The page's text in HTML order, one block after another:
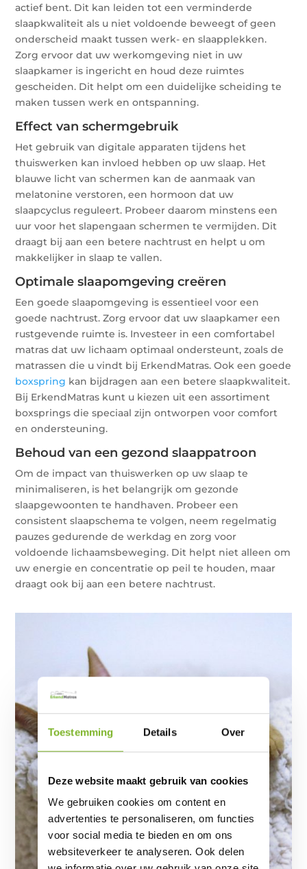
Toestemming Details Over
Deze website maakt gebruik van cookies
We gebruiken cookies om content en
advertenties te personaliseren, om functies
voor social media te bieden en om ons
websiteverkeer te analyseren. Ook delen
actief bent. Dit kan leiden tot een verminderde
slaapkwaliteit als u niet voldoende beweegt of geen
onderscheid maakt tussen werk- en slaapplekken.
Zorg ervoor dat uw werkomgeving niet in uw
slaapkamer is ingericht en houd deze ruimtes
gescheiden. Dit helpt om een duidelijke scheiding te
maken tussen werk en ontspanning.
Effect van schermgebruik
Het gebruik van digitale apparaten tijdens het
thuiswerken kan invloed hebben op uw slaap. Het
blauwe licht van schermen kan de aanmaak van
melatonine verstoren, een hormoon dat uw
slaapcyclus reguleert. Probeer daarom minstens een
uur voor het slapengaan schermen te vermijden. Dit
draagt bij aan een betere nachtrust en helpt u om
makkelijker in slaap te vallen.
Optimale slaapomgeving creëren
Een goede slaapomgeving is essentieel voor een
goede nachtrust. Zorg ervoor dat uw slaapkamer een
rustgevende ruimte is. Investeer in een comfortabel
matras dat uw lichaam optimaal ondersteunt, zoals de
matrassen die u vindt bij ErkendMatras. Ook een goede
boxspring kan bijdragen aan een betere slaapkwaliteit.
Bij ErkendMatras kunt u kiezen uit een assortiment
boxsprings die speciaal zijn ontworpen voor comfort
en ondersteuning.
Behoud van een gezond slaappatroon
Om de impact van thuiswerken op uw slaap te
minimaliseren, is het belangrijk om gezonde
slaapgewoonten te handhaven. Probeer een
consistent slaapschema te volgen, neem regelmatig
pauzes gedurende de werkdag en zorg voor
voldoende lichaamsbeweging. Dit helpt niet alleen om
uw energie en concentratie op peil te houden, maar
draagt ook bij aan een betere nachtrust.